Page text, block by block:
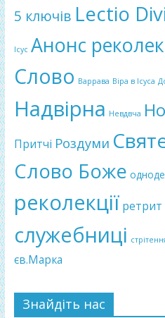
5 ключів Lectio
Ісус Анонс
Слово Варрава Віра в Ісуса
Надвірна Невдвча
Притчі Роздуми
Слово Боже
реколекції ретрит
служебниці
єв.Марка
Знайдіть нас